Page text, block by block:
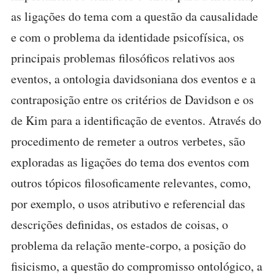
as ligações do tema com a questão da causalidade
e com o problema da identidade psicofísica, os
principais problemas filosóficos relativos aos
eventos, a ontologia davidsoniana dos eventos e a
contraposição entre os critérios de Davidson e os
de Kim para a identificação de eventos. Através do
procedimento de remeter a outros verbetes, são
exploradas as ligações do tema dos eventos com
outros tópicos filosoficamente relevantes, como,
por exemplo, o usos atributivo e referencial das
descrições definidas, os estados de coisas, o
problema da relação mente-corpo, a posição do
fisicismo, a questão do compromisso ontológico, a